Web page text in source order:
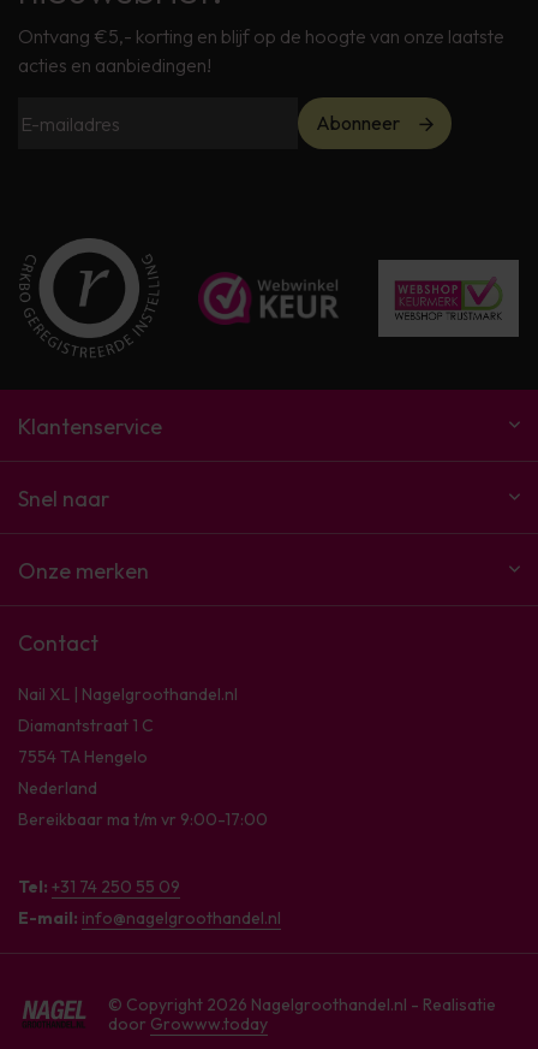
Ontvang €5,- korting en blijf op de hoogte van onze laatste
acties en aanbiedingen!
Abonneer
Klantenservice
Snel naar
Onze merken
Contact
Nail XL | Nagelgroothandel.nl
Diamantstraat 1 C
7554 TA Hengelo
Nederland
Bereikbaar ma t/m vr 9:00-17:00
Tel: +31 74 250 55 09
E-mail: info@nagelgroothandel.nl
© Copyright 2026 Nagelgroothandel.nl - Realisatie
door Growww.today